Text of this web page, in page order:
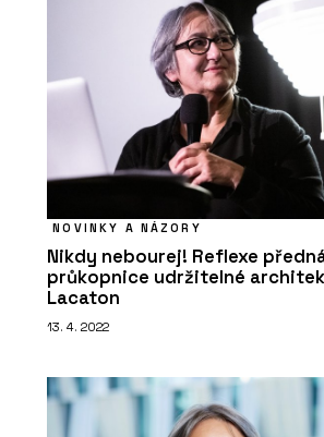
PRODUKTY
Série dlaždic RAVE - RAKO
Pergamenka: Nový život
holešovického brownfieldu
NOVINKY A NÁZORY
Nikdy nebourej! Reflexe
průkopnice udržitelné
Lacaton
13. 4. 2022